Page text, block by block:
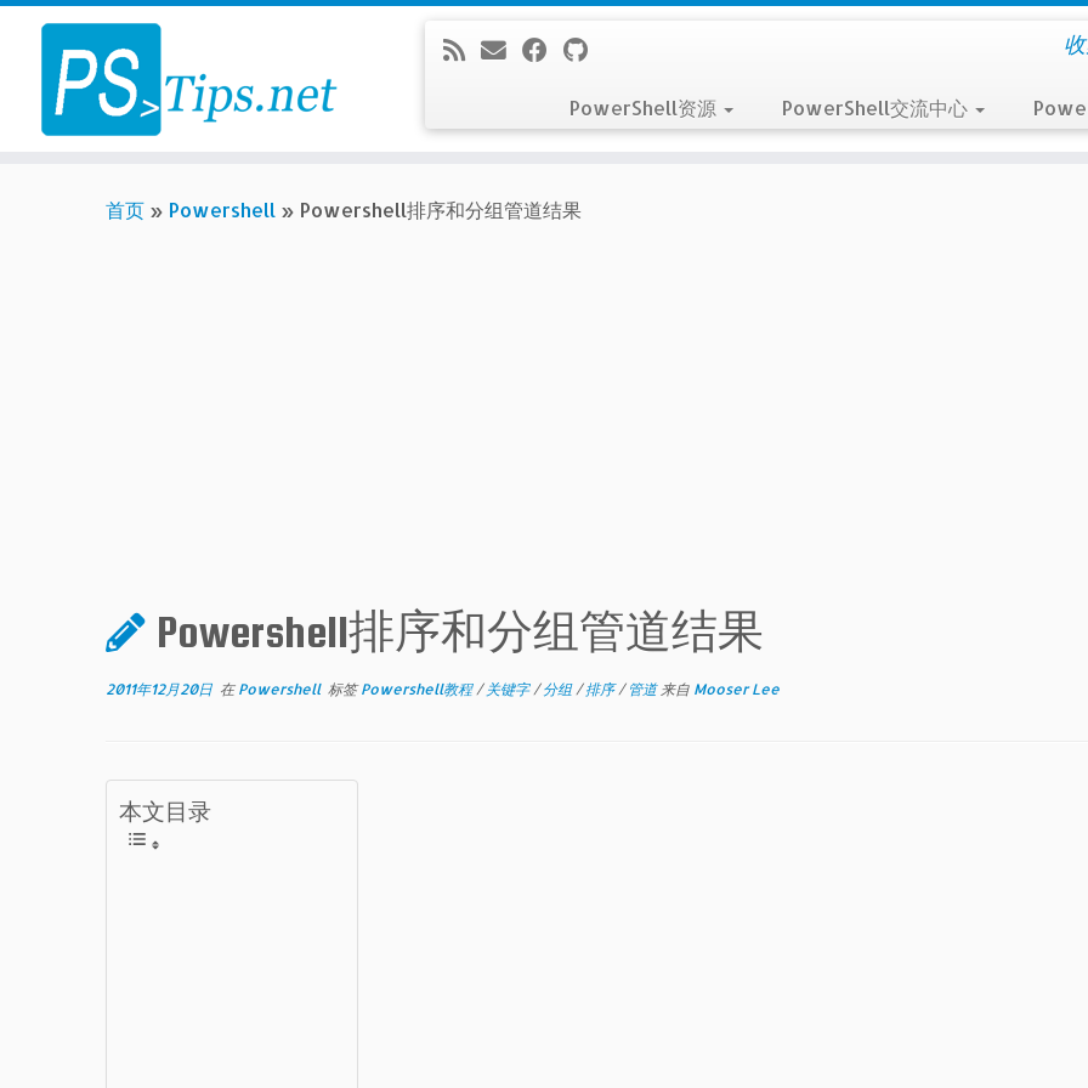
Skip
content
PowerShell资源 PowerShell交流中心
首页 » Powershell » Powershell排序和分组管道结果
Powershell排序和分组管道结果
2011年12月20日 在 Powershell 标签Powershell教程/ 关键字/分组/排序/ 管道 来自 Mooser Lee
本文目录